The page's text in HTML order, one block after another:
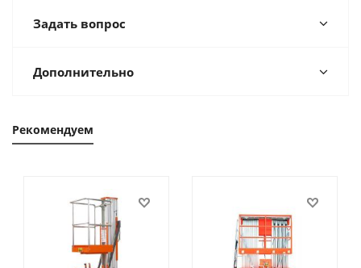
Задать вопрос
Дополнительно
Рекомендуем